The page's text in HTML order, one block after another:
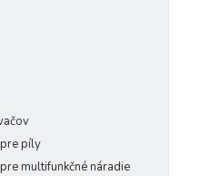
píly
multifunkčné náradie